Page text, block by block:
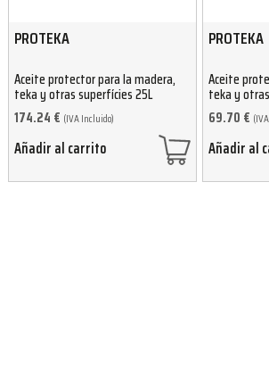
PROTEKA
Aceite protector para la madera,
teka y otras superfícies 25L
174.24 € (IVA Incluido)
Añadir al carrito
PROTEKA
Aceite
teka y
69.70 €
Añadir al